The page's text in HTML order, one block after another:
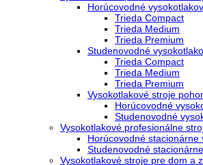
Horúcovodné
Trieda Compact
Trieda Medium
Trieda Premium
Studenovodné
Trieda Compact
Trieda Medium
Trieda Premium
Vysokotlakové stroje
Horúcovodné
Studenovodné
Vysokotlakové profesionálne
Horúcovodné stacionárne
Studenovodné
Vysokotlakové stroje pre dom a